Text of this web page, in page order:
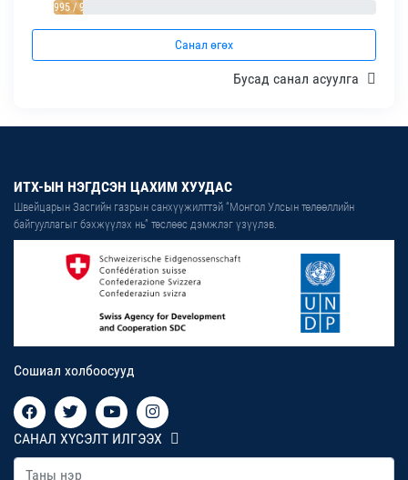
995 / 9%
Санал өгөх
Бусад санал асуулга
ИТХ-ЫН НЭГДСЭН ЦАХИМ ХУУДАС
Швейцарын Засгийн газрын санхүүжилттэй “Монгол Улсын төлөөллийн
байгууллагыг бэхжүүлэх нь” төслөөс дэмжлэг үзүүлэв.
Сошиал холбоосууд
САНАЛ ХҮСЭЛТ ИЛГЭЭХ